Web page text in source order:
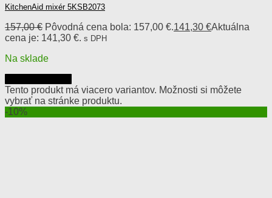
KitchenAid mixér 5KSB2073
157,00€ Pôvodná cena bola: 157,00 €.141,30 €Aktuálna
cena je: 141,30 €. s DPH
Na sklade
Tento produkt má viacero variantov. Možnosti si môžete
vybrať na stránke produktu.
-10%